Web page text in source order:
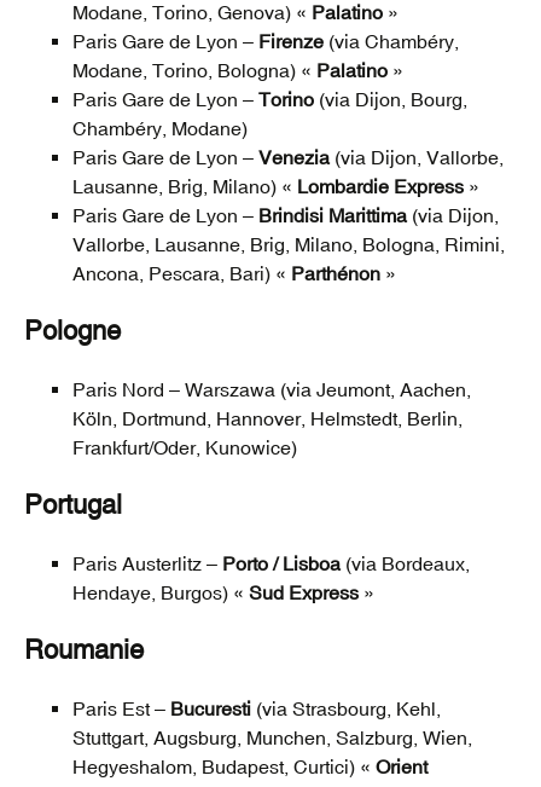
Modane, Torino, Genova) « Palatino »
Paris Gare de Lyon – Firenze (via Chambéry,
Modane, Torino, Bologna) « Palatino »
Paris Gare de Lyon – Torino (via Dijon, Bourg,
Chambéry, Modane)
Paris Gare de Lyon – Venezia(via Dijon, Vallorbe,
Lausanne, Brig, Milano) « Lombardie Express »
Paris Gare de Lyon – Brindisi Marittima(via Dijon,
Vallorbe, Lausanne, Brig, Milano, Bologna, Rimini,
Ancona, Pescara, Bari) « Parthénon »
Pologne
Paris Nord – Warszawa (via Jeumont, Aachen,
Köln, Dortmund, Hannover, Helmstedt, Berlin,
Frankfurt/Oder, Kunowice)
Portugal
Paris Austerlitz – Porto / Lisboa(via Bordeaux,
Hendaye, Burgos) « Sud Express »
Roumanie
Paris Est – Bucuresti (via Strasbourg, Kehl,
Stuttgart, Augsburg, Munchen, Salzburg, Wien,
Hegyeshalom, Budapest, Curtici) « Orient